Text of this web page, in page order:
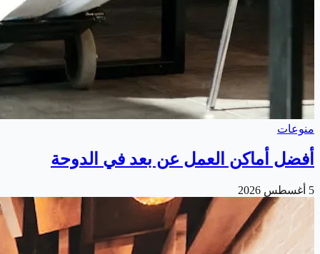
منوعات
أفضل أماكن العمل عن بعد في الدوحة
5 أغسطس 2026